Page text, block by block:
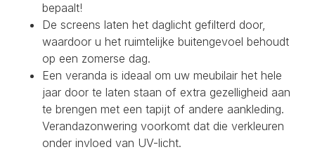
bepaalt!
De screens laten het daglicht gefilterd door,
waardoor u het ruimtelijke buitengevoel behoudt
op een zomerse dag.
Een veranda is ideaal om uw meubilair het hele
jaar door te laten staan of extra gezelligheid aan
te brengen met een tapijt of andere aankleding.
Verandazonwering voorkomt dat die verkleuren
onder invloed van UV-licht.